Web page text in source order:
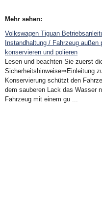
Mehr sehen:
Volkswagen Tiguan
Instandhaltung / Fahrzeug
konservieren und polieren
Lesen und beachten Sie zuerst
Sicherheitshinweise⇒Einleitung
Konservierung schützt den
dem sauberen Lack das Wasser
Fahrzeug mit einem gu ...